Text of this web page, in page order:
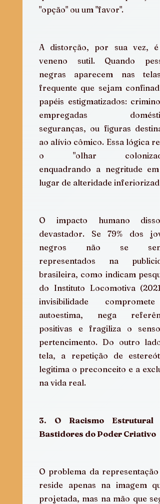
"opção" ou um "favor".
A distorção, por sua vez, é
veneno sutil. Quando
negras aparecem nas
frequente que sejam
papéis estigmatizados:
empregadas
seguranças, ou figuras
ao alívio cômico. Essa lógica
o "olhar
enquadrando a negritude em
lugar de alteridade
O impacto humano
devastador. Se 79% dos
negros não se
representados na
brasileira, como indicam
do Instituto Locomotiva
invisibilidade
autoestima, nega
positivas e fragiliza o senso
pertencimento. Do outro
tela, a repetição de
legitima o preconceito e a
na vida real.
3. O Racismo Estrutural
Bastidores do Poder Criativo
O problema da representação
reside apenas na imagem
projetada, mas na mão que